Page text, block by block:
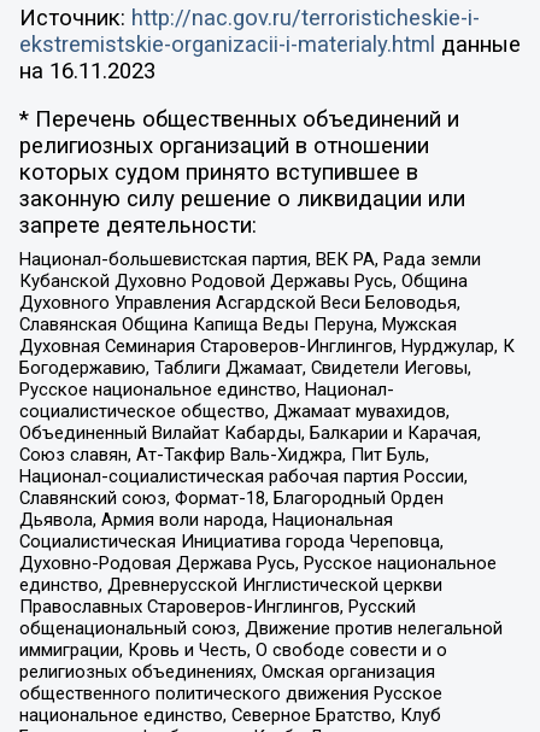
Источник: http://nac.gov.ru/terroristicheskie-i-
ekstremistskie-organizacii-i-materialy.html данные
на 16.11.2023
* Перечень общественных объединений и
религиозных организаций в отношении
которых судом принято вступившее в
законную силу решение о ликвидации или
запрете деятельности:
Национал-большевистская партия, ВЕК РА, Рада земли
Кубанской Духовно Родовой Державы Русь, Община
Духовного Управления Асгардской Веси Беловодья,
Славянская Община Капища Веды Перуна, Мужская
Духовная Семинария Староверов-Инглингов, Нурджулар, К
Богодержавию, Таблиги Джамаат, Свидетели Иеговы,
Русское национальное единство, Национал-
социалистическое общество, Джамаат мувахидов,
Объединенный Вилайат Кабарды, Балкарии и Карачая,
Союз славян, Ат-Такфир Валь-Хиджра, Пит Буль,
Национал-социалистическая рабочая партия России,
Славянский союз, Формат-18, Благородный Орден
Дьявола, Армия воли народа, Национальная
Социалистическая Инициатива города Череповца,
Духовно-Родовая Держава Русь, Русское национальное
единство, Древнерусской Инглистической церкви
Православных Староверов-Инглингов, Русский
общенациональный союз, Движение против нелегальной
иммиграции, Кровь и Честь, О свободе совести и о
религиозных объединениях, Омская организация
общественного политического движения Русское
национальное единство, Северное Братство, Клуб